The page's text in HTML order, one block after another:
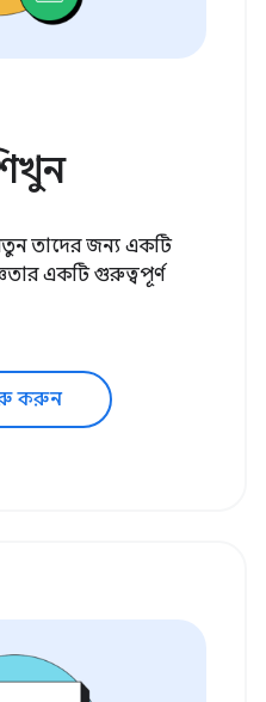
তাদের জন্য একটি
একটি গুরুত্বপূর্ণ
করুন